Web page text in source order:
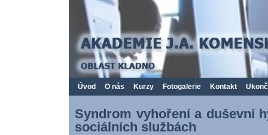
Akademie J.A.Komenského, o.s. Oblast Kladno
Úvod O nás Kurzy Fotogalerie Kontakt
Syndrom vyhoření a duševní
sociálních službách